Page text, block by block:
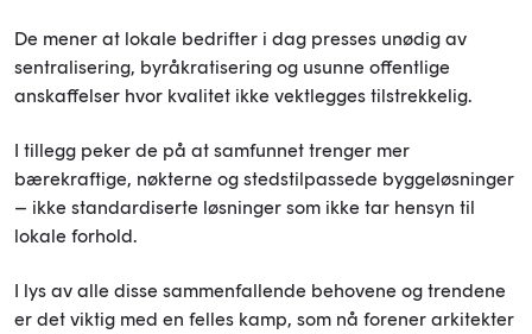
De mener at lokale bedrifter i dag presses unødig av
sentralisering, byråkratisering og usunne offentlige
anskaffelser hvor kvalitet ikke vektlegges tilstrekkelig.
I tillegg peker de på at samfunnet trenger mer
bærekraftige, nøkterne og stedstilpassede byggeløsninger
– ikke standardiserte løsninger som ikke tar hensyn til
lokale forhold.
I lys av alle disse sammenfallende behovene og trendene
er det viktig med en felles kamp, som nå forener arkitekter